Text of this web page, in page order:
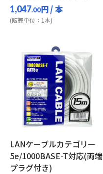
1,047.00円/ 本
(販売単位：1本)
LANケーブルカテゴリー
5e/1000BASE-T対応(両端
プラグ付き)